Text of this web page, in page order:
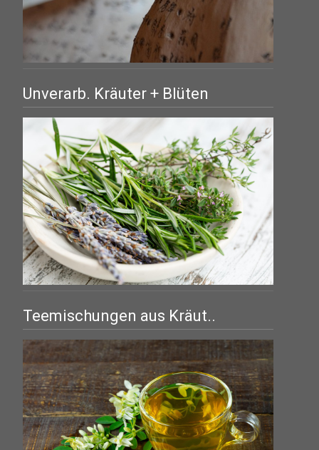
Unverarb. Kräuter + Blüten
Teemischungen aus Kräut..